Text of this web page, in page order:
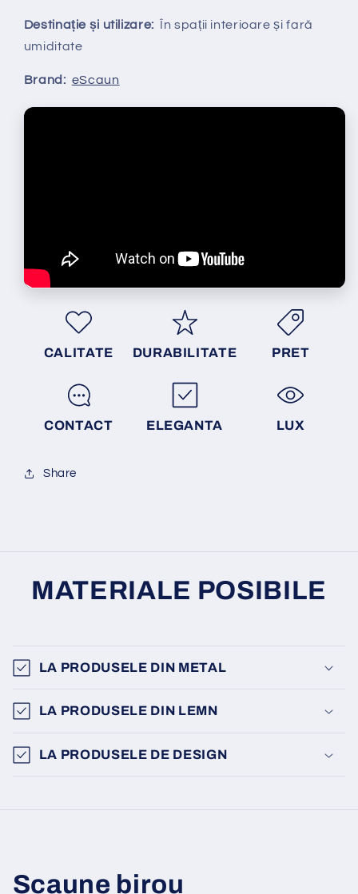
Destinație și utilizare: În spații interioare și fară
umiditate
Brand: eScaun
CALITATE DURABILITATE PRET
CONTACT ELEGANTA LUX
Share
MATERIALE POSIBILE
LA PRODUSELE DIN METAL
LA PRODUSELE DIN LEMN
LA PRODUSELE DE DESIGN
Scaune birou